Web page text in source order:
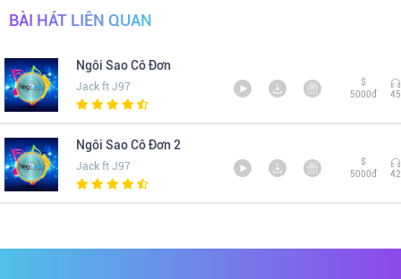
BÀI HÁT LIÊN QUAN
Ngôi Sao Cô Đơn
Jack ft J97
$
5000đ
45
Ngôi Sao Cô Đơn 2
Jack ft J97
$
5000đ
42